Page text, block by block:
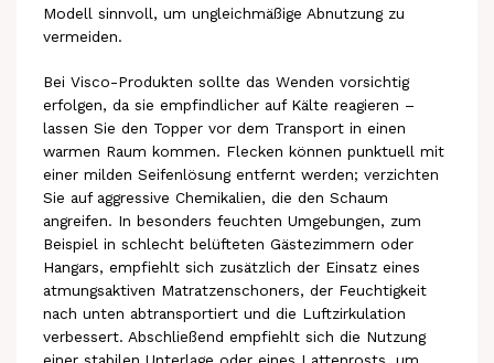
Modell sinnvoll, um ungleichmäßige Abnutzung zu
vermeiden.
Bei Visco-Produkten sollte das Wenden vorsichtig
erfolgen, da sie empfindlicher auf Kälte reagieren –
lassen Sie den Topper vor dem Transport in einen
warmen Raum kommen. Flecken können punktuell mit
einer milden Seifenlösung entfernt werden; verzichten
Sie auf aggressive Chemikalien, die den Schaum
angreifen. In besonders feuchten Umgebungen, zum
Beispiel in schlecht belüfteten Gästezimmern oder
Hangars, empfiehlt sich zusätzlich der Einsatz eines
atmungsaktiven Matratzenschoners, der Feuchtigkeit
nach unten abtransportiert und die Luftzirkulation
verbessert. Abschließend empfiehlt sich die Nutzung